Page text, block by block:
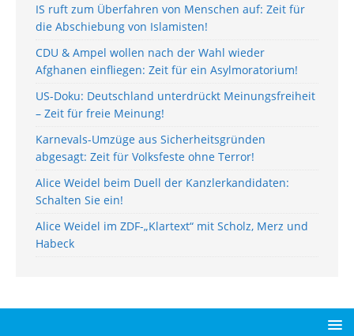
IS ruft zum Überfahren von Menschen auf: Zeit für
die Abschiebung von Islamisten!
CDU & Ampel wollen nach der Wahl wieder
Afghanen einfliegen: Zeit für ein Asylmoratorium!
US-Doku: Deutschland unterdrückt Meinungsfreiheit
– Zeit für freie Meinung!
Karnevals-Umzüge aus Sicherheitsgründen
abgesagt: Zeit für Volksfeste ohne Terror!
Alice Weidel beim Duell der Kanzlerkandidaten:
Schalten Sie ein!
Alice Weidel im ZDF-„Klartext“ mit Scholz, Merz und
Habeck